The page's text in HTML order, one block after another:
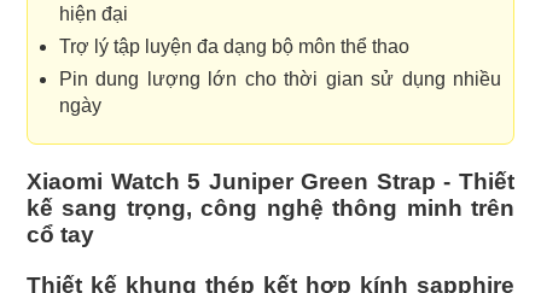
hiện đại
Trợ lý tập luyện đa dạng bộ môn thể thao
Pin dung lượng lớn cho thời gian sử dụng nhiều
ngày
Xiaomi Watch 5 Juniper Green Strap - Thiết
kế sang trọng, công nghệ thông minh trên
cổ tay
Thiết kế khung thép kết hợp kính sapphire